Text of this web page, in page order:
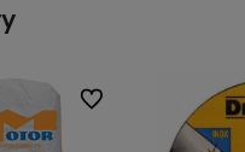
Do ulubionych